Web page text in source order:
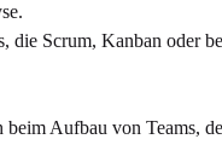
Scrum, Kanban oder
Aufbau von Teams,